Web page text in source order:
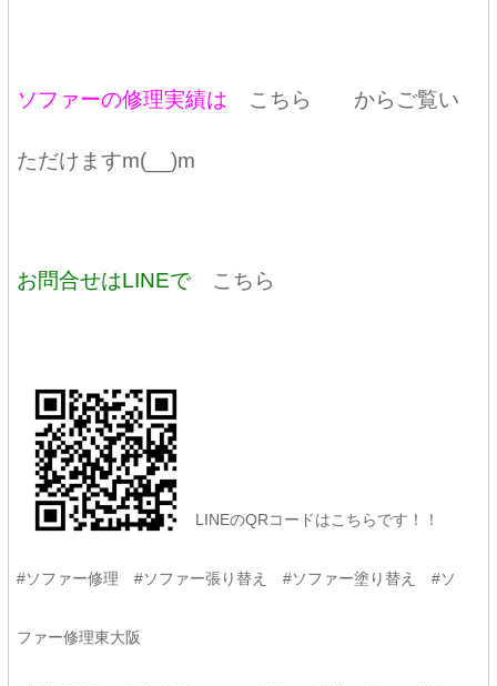
ソファーの修理実績は こちら からご覧い
ただけますm(__)m
お問合せはLINEで こちら
LINEのQRコードはこちらです！！
#ソファー修理 #ソファー張り替え #ソファー塗り替え #ソ
ファー修理東大阪